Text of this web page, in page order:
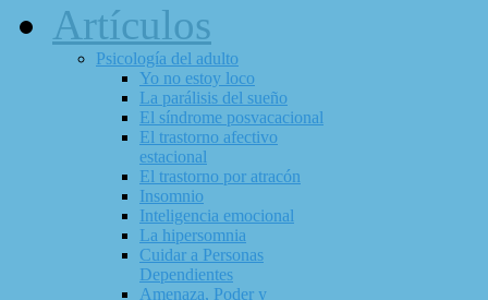
Artículos
Psicología del adulto
Yo no estoy loco
La parálisis del sueño
El síndrome posvacacional
El trastorno afectivo
estacional
El trastorno por atracón
Insomnio
Inteligencia emocional
La hipersomnia
Cuidar a Personas
Dependientes
Amenaza, Poder y